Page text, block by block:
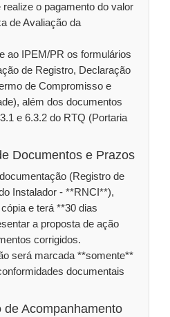
o pagamento do valor
de Avaliação da
ao IPEM/PR os formulários
de Registro, Declaração
de Compromisso e
além dos documentos
e 6.3.2 do RTQ (Portaria
Documentos e Prazos
(Registro de
Instalador - **RNCI**),
e terá **30 dias
a proposta de ação
corrigidos.
será marcada **somente**
documentais
de Acompanhamento